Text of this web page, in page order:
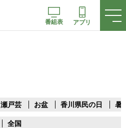
番組表 アプリ
瀬戸芸 お盆 香川県民の日 暑
全国